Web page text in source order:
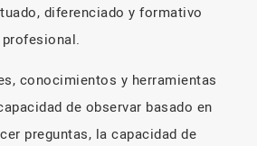
diferenciado y formativo
conocimientos y herramientas
de observar basado en
preguntas, la capacidad de